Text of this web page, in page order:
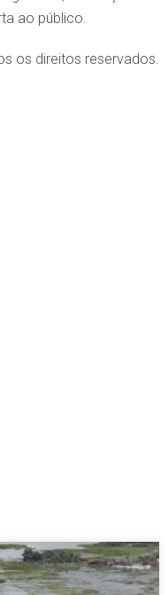
ao público.
os direitos reservados.